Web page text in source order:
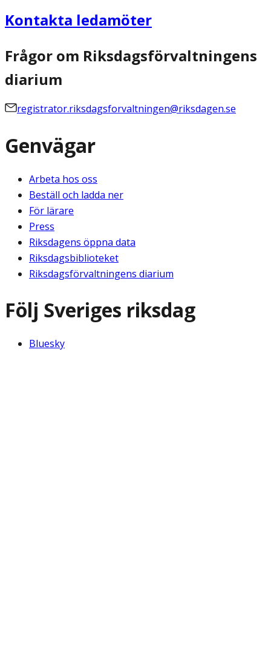
Kontakta ledamöter
Frågor om Riksdagsförvaltningens
diarium
registrator.riksdagsforvaltningen@riksdagen.se
Genvägar
Arbeta hos oss
Beställ och ladda ner
För lärare
Press
Riksdagens öppna data
Riksdagsbiblioteket
Riksdagsförvaltningens diarium
Följ Sveriges riksdag
Bluesky